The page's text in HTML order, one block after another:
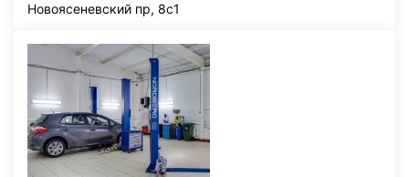
Новоясеневский пр, 8с1